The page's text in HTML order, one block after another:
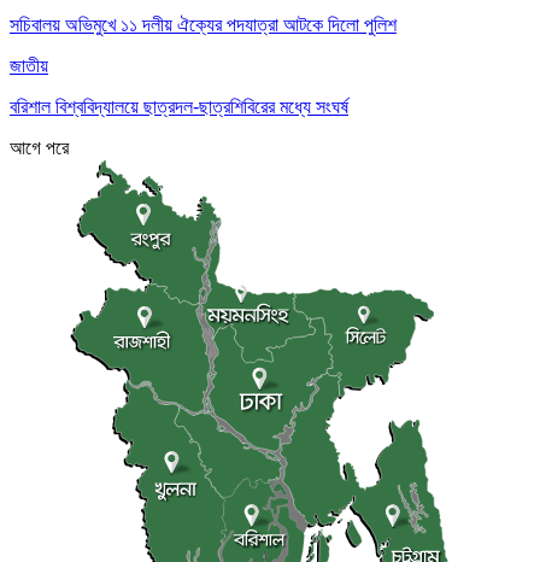
সচিবালয় অভিমুখে ১১ দলীয় ঐক্যের পদযাত্রা আটকে দিলো পুলিশ
জাতীয়
বরিশাল বিশ্ববিদ্যালয়ে ছাত্রদল-ছাত্রশিবিরের মধ্যে সংঘর্ষ
আগে পরে